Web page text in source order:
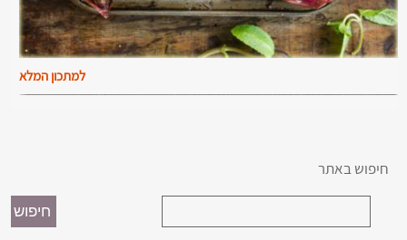
למתכון המלא
חיפוש באתר